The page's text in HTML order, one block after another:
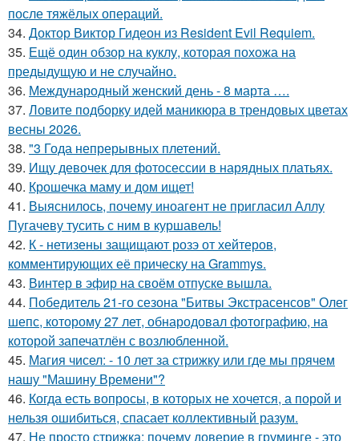
после тяжёлых операций.
34. Доктор Виктор Гидеон из Resident Evil Requiem.
35. Ещё один обзор на куклу, которая похожа на
предыдущую и не случайно.
36. Международный женский день - 8 марта ….
37. Ловите подборку идей маникюра в трендовых цветах
весны 2026.
38. "3 Года непрерывных плетений.
39. Ищу девочек для фотосессии в нарядных платьях.
40. Крошечка маму и дом ищет!
41. Выяснилось, почему иноагент не пригласил Аллу
Пугачеву тусить с ним в куршавель!
42. К - нетизены защищают розэ от хейтеров,
комментирующих её прическу на Grammys.
43. Винтер в эфир на своём отпуске вышла.
44. Победитель 21-го сезона "Битвы Экстрасенсов" Олег
шепс, которому 27 лет, обнародовал фотографию, на
которой запечатлён с возлюбленной.
45. Магия чисел: - 10 лет за стрижку или где мы прячем
нашу "Машину Времени"?
46. Когда есть вопросы, в которых не хочется, а порой и
нельзя ошибиться, спасает коллективный разум.
47. Не просто стрижка: почему доверие в груминге - это